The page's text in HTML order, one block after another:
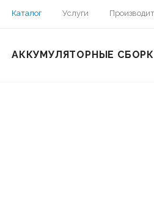
Каталог Услуги
АККУМУЛЯТОРНЫЕ